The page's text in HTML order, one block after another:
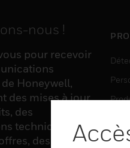
nous !
pour recevoir
Honeywell,
des mises à jour
des
techniques, de
des